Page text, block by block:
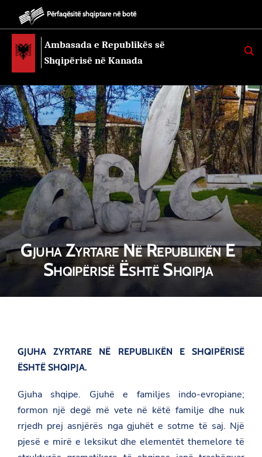
Përfaqësitë shqiptare në botë
Ambasada e Republikës së
Shqipërisë në Kanada
K
E
Gjuha Zyrtare Në Republikën E
Shqipërisë Është Shqipja
GJUHA ZYRTARE NË REPUBLIKËN E SHQIPËRISË
ËSHTË SHQIPJA.
Gjuha shqipe. Gjuhë e familjes indo-evropiane;
formon një degë më vete në këtë familje dhe nuk
rrjedh prej asnjërës nga gjuhët e sotme të saj. Një
pjesë e mirë e leksikut dhe elementët themelore të